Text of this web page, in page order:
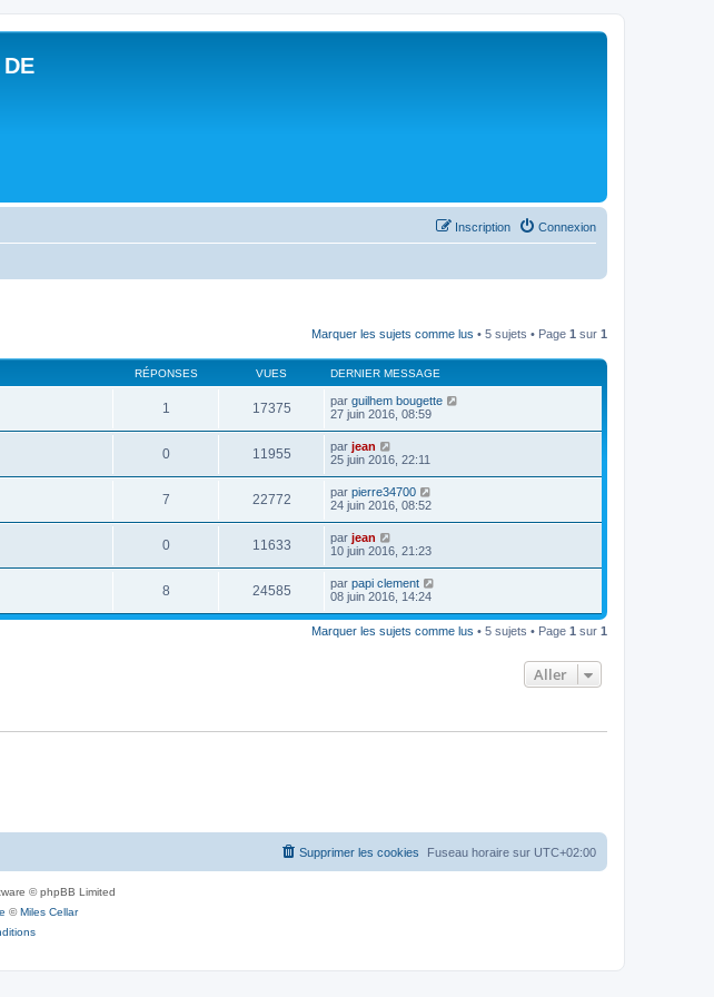
Connexion
Inscription
Marquer les sujets comme lus • 5 sujets • Page 1 sur 1
RÉPONSES VUES DERNIER MESSAGE
1 17375 par guilhem bougette
27 juin 2016, 08:59
0 11955 par jean
25 juin 2016, 22:11
7 22772 par pierre34700
24 juin 2016, 08:52
0 11633 par jean
10 juin 2016, 21:23
8 24585 par papi clement
08 juin 2016, 14:24
Marquer les sujets comme lus • 5 sujets • Page 1 sur 1
Aller
Fuseau horaire sur UTC+02:00
Supprimer les cookies
© phpBB Limited
©Miles Cellar